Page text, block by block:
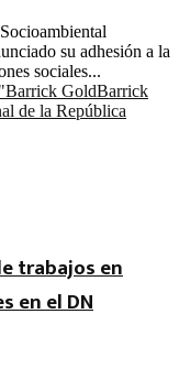
su adhesión a la
sociales...
Barrick GoldBarrick
de la República
trabajos en
en el DN